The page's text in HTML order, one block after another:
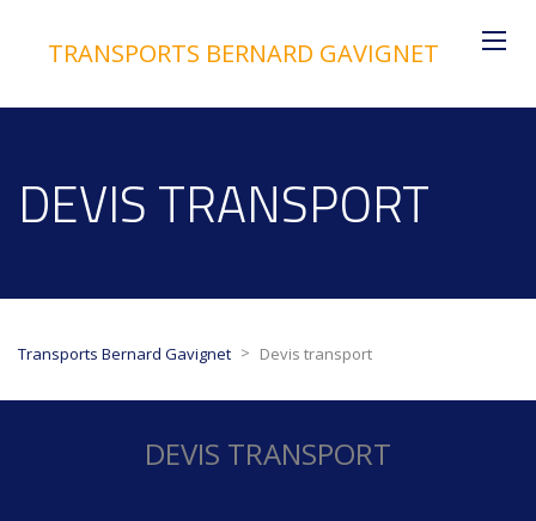
TRANSPORTS BERNARD GAVIGNET
DEVIS TRANSPORT
Transports Bernard Gavignet > Devis transport
DEVIS TRANSPORT